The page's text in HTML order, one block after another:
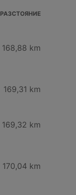
РАЗСТОЯНИЕ
168,88 km
169,31 km
169,32 km
170,04 km